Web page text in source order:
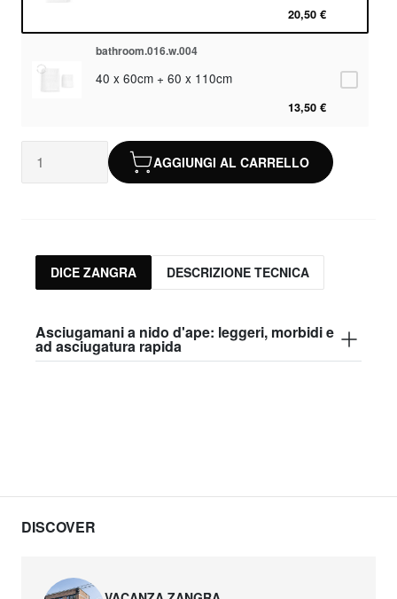
20,50 €
bathroom.016.w.004
40 x 60cm + 60 x 110cm
13,50 €
AGGIUNGI AL CARRELLO
DICE ZANGRA DESCRIZIONE TECNICA
Asciugamani a nido d'ape: leggeri, morbidi e
ad asciugatura rapida
DISCOVER